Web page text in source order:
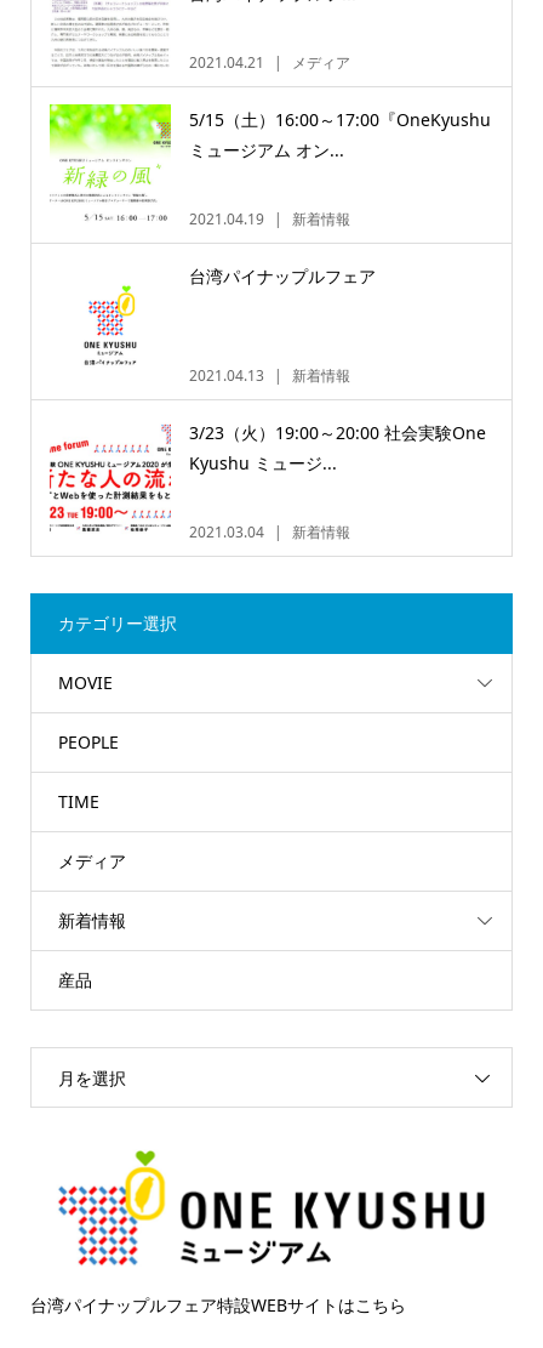
2021.04.21 メディア
5/15（土）16:00～17:00『OneKyushu
ミュージアム オン...
2021.04.19 新着情報
台湾パイナップルフェア
2021.04.13 新着情報
3/23（火）19:00～20:00 社会実験One
Kyushu ミュージ...
2021.03.04 新着情報
カテゴリー選択
MOVIE
PEOPLE
TIME
メディア
新着情報
産品
月を選択
台湾パイナップルフェア特設WEBサイトはこちら